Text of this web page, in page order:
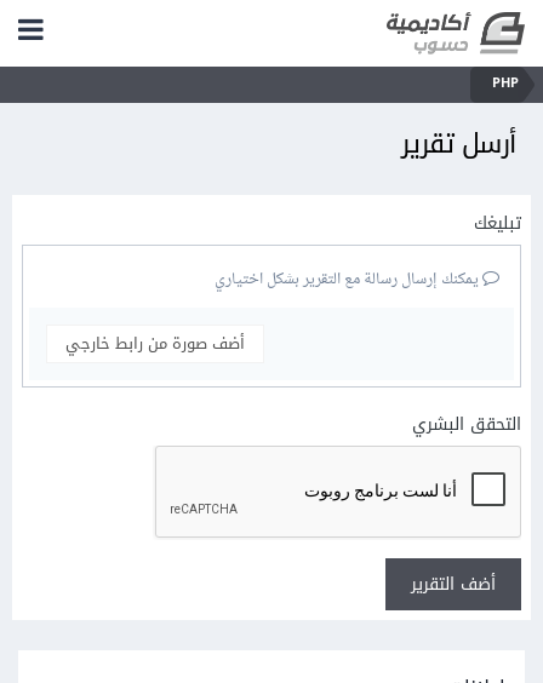
PHP
أرسل تقرير
تبليغك
يمكنك إرسال رسالة مع التقرير بشكل اختياري
أضف صورة من رابط خارجي
التحقق البشري
أضف التقرير